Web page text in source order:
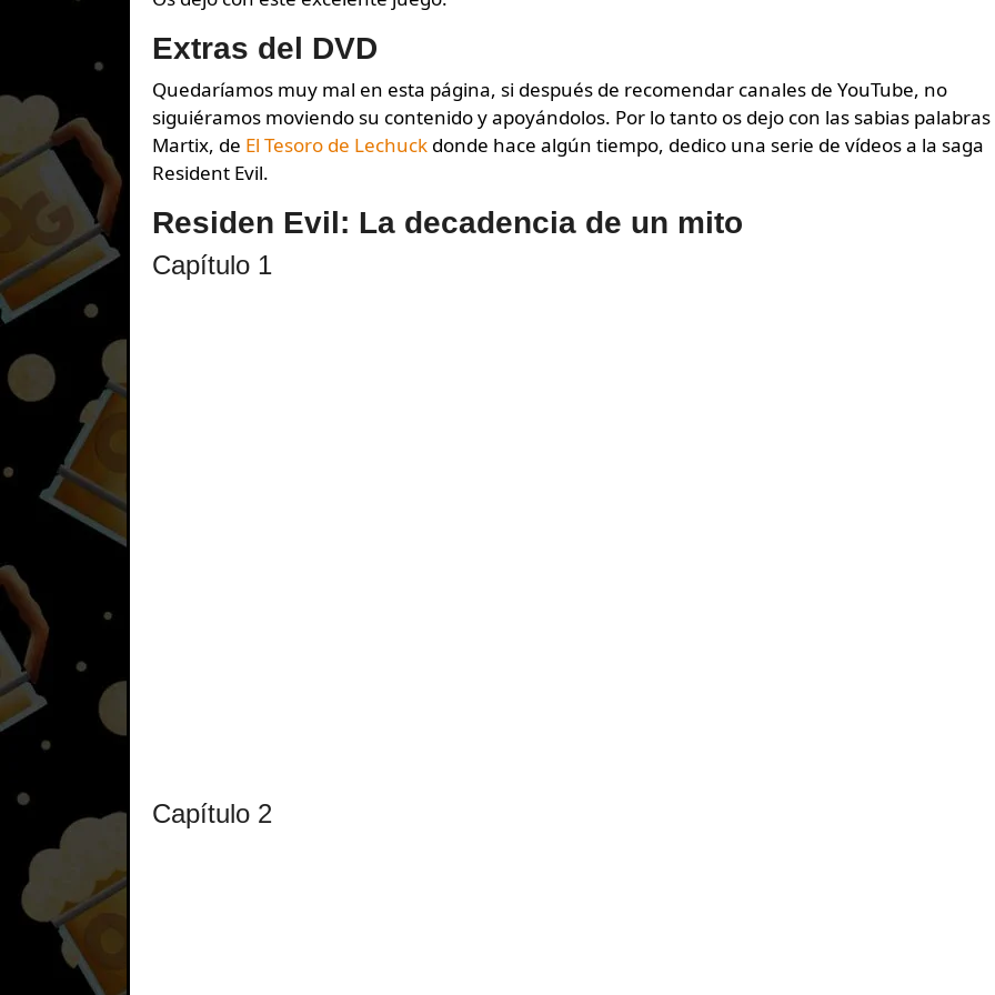
Extras del DVD
Quedaríamos muy mal en esta página, si después de recomendar canales de YouTube, no
siguiéramos moviendo su contenido y apoyándolos. Por lo tanto os dejo con las sabias palabras
Martix, de El Tesoro de Lechuck donde hace algún tiempo, dedico una serie de vídeos a la saga
Resident Evil.
Residen Evil: La decadencia de un mito
Capítulo 1
Capítulo 2